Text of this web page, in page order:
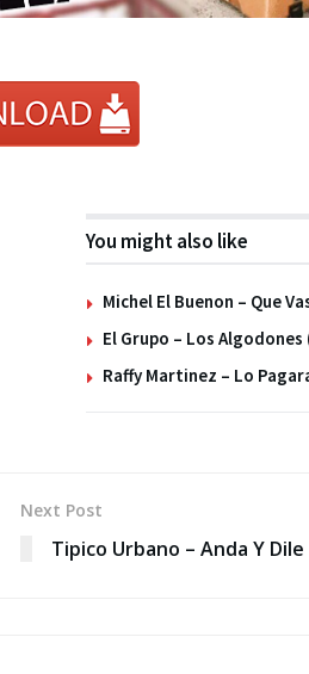
You might also like
Michel El Buenon – Que
El Grupo – Los Algodones
Raffy Martinez – Lo
Next Post
Tipico Urbano – Anda Y